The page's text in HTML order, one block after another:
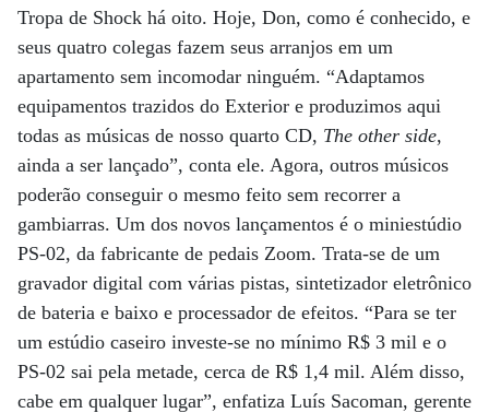
Tropa de Shock há oito. Hoje, Don, como é conhecido, e
seus quatro colegas fazem seus arranjos em um
apartamento sem incomodar ninguém. “Adaptamos
equipamentos trazidos do Exterior e produzimos aqui
todas as músicas de nosso quarto CD, The other side,
ainda a ser lançado”, conta ele. Agora, outros músicos
poderão conseguir o mesmo feito sem recorrer a
gambiarras. Um dos novos lançamentos é o miniestúdio
PS-02, da fabricante de pedais Zoom. Trata-se de um
gravador digital com várias pistas, sintetizador eletrônico
de bateria e baixo e processador de efeitos. “Para se ter
um estúdio caseiro investe-se no mínimo R$ 3 mil e o
PS-02 sai pela metade, cerca de R$ 1,4 mil. Além disso,
cabe em qualquer lugar”, enfatiza Luís Sacoman, gerente